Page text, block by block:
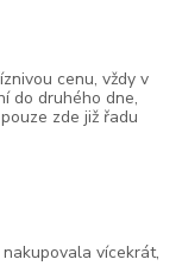
cenu, vždy v
do druhého dne,
zde již řadu
nakupovala vícekrát,